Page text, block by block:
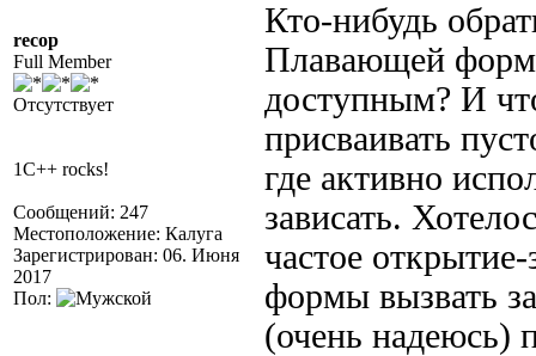
recop
Full Member
Отсутствует
1C++ rocks!
Сообщений: 247
Местоположение: Калуга
Зарегистрирован: 06. Июня
2017
Пол:
Кто-нибудь
Плавающей
доступным? И
присваивать
где активно
зависать.
частое
формы вызвать
(очень надеюсь)